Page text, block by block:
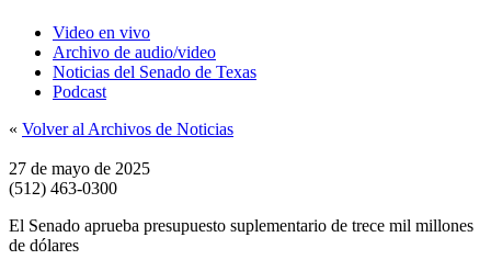
Video en vivo
Archivo de audio/video
Noticias del Senado de Texas
Podcast
« Volver al Archivos de Noticias
27 de mayo de 2025
(512) 463-0300
El Senado aprueba presupuesto suplementario de trece mil millones
de dólares